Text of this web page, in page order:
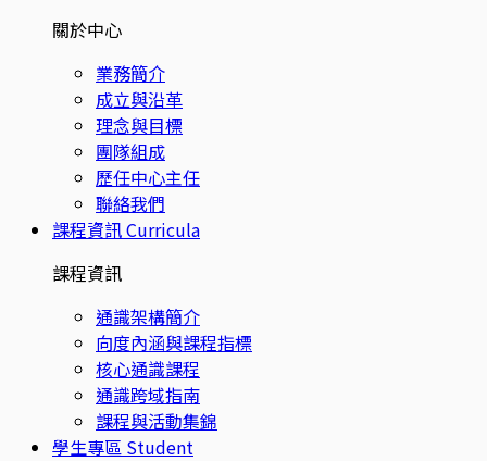
關於中心
業務簡介
成立與沿革
理念與目標
團隊組成
歷任中心主任
聯絡我們
課程資訊Curricula
課程資訊
通識架構簡介
向度內涵與課程指標
核心通識課程
通識跨域指南
課程與活動集錦
學生專區 Student